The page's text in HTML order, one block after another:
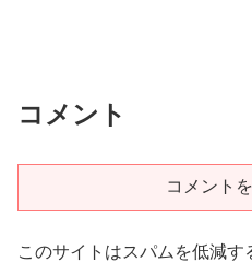
コメント
コメント
このサイトはスパムを低減す